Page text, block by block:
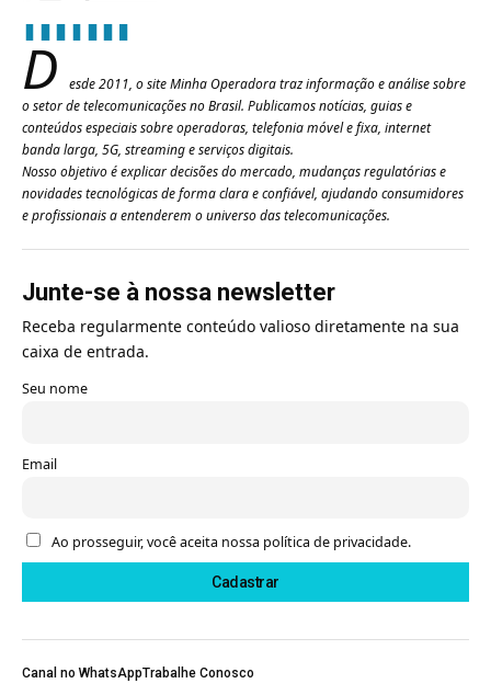
D
esde 2011, o site Minha Operadora traz informação e análise sobre
o setor de telecomunicações no Brasil. Publicamos notícias, guias e
conteúdos especiais sobre operadoras, telefonia móvel e fixa, internet
banda larga, 5G, streaming e serviços digitais.
Nosso objetivo é explicar decisões do mercado, mudanças regulatórias e
novidades tecnológicas de forma clara e confiável, ajudando consumidores
e profissionais a entenderem o universo das telecomunicações.
Junte-se à nossa newsletter
Receba regularmente conteúdo valioso diretamente na sua
caixa de entrada.
Seu nome
Email
Ao prosseguir, você aceita nossa política de privacidade.
Canal no WhatsAppTrabalhe Conosco